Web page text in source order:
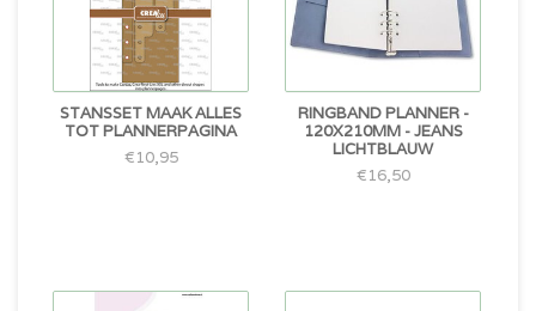
STANSSET MAAK ALLES
TOT PLANNERPAGINA
€10,95
RINGBAND PLANNER -
120X210MM - JEANS
LICHTBLAUW
€16,50